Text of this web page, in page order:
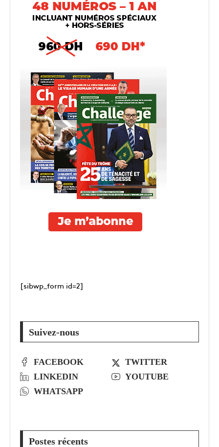
[sibwp_form id=2]
Suivez-nous
FACEBOOK
TWITTER
LINKEDIN
YOUTUBE
WHATSAPP
Postes récents